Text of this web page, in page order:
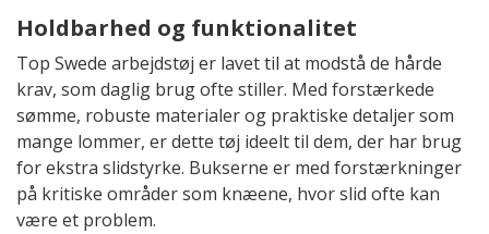
Holdbarhed og funktionalitet
Top Swede arbejdstøj er lavet til at modstå de hårde
krav, som daglig brug ofte stiller. Med forstærkede
sømme, robuste materialer og praktiske detaljer som
mange lommer, er dette tøj ideelt til dem, der har brug
for ekstra slidstyrke. Bukserne er med forstærkninger
på kritiske områder som knæene, hvor slid ofte kan
være et problem.